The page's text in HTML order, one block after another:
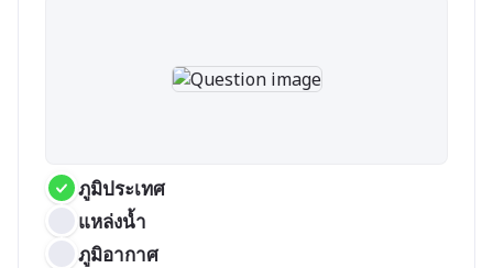
ภูมิประเทศ
แหล่งน้ำ
ภูมิอากาศ